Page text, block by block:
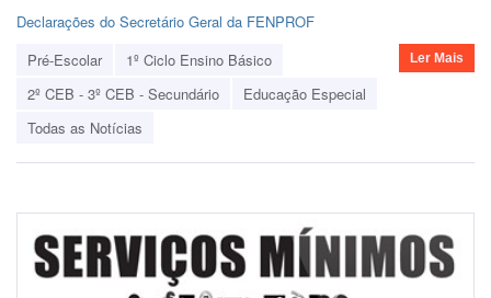
Declarações do Secretário Geral da FENPROF
Pré-Escolar
1º Ciclo Ensino Básico
2º CEB - 3º CEB - Secundário
Educação Especial
Todas as Notícias
Ler Mais